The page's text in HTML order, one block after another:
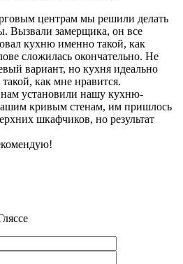
центрам мы решили делать
Вызвали замерщика, он все
кухню именно такой, как
сложилась окончательно. Не
вариант, но кухня идеально
как мне нравится.
установили нашу кухню-
кривым стенам, им пришлось
шкафчиков, но результат